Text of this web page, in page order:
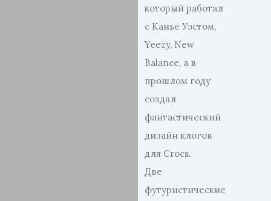
который работал
с Канье Уэстом,
Yeezy, New
Balance, а в
прошлом году
создал
фантастический
дизайн клогов
для Crocs.
Две
футуристические